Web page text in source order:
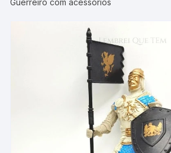
Guerreiro com acessórios